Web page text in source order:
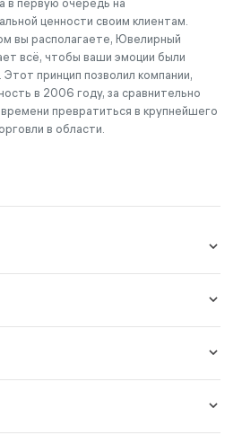
в первую очередь на
ценности своим клиентам.
вы располагаете, Ювелирный
всё, чтобы ваши эмоции были
принцип позволил компании,
в 2006 году, за сравнительно
превратиться в крупнейшего
в области.